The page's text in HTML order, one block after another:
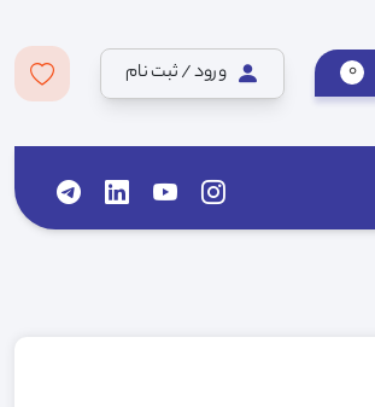
0 ورود / ثبت نام